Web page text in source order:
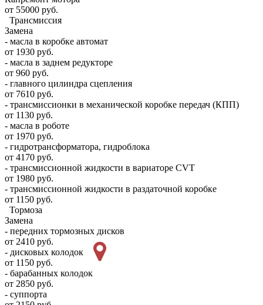
от 55000 руб.
Трансмиссия
Замена
- масла в коробке автомат
от 1930 руб.
- масла в заднем редукторе
от 960 руб.
- главного цилиндра сцепления
от 7610 руб.
- трансмиссионки в механической коробке передач (КПП)
от 1130 руб.
- масла в роботе
от 1970 руб.
- гидротрансформатора, гидроблока
от 4170 руб.
- трансмиссионной жидкости в вариаторе CVT
от 1980 руб.
- трансмиссионной жидкости в раздаточной коробке
от 1150 руб.
Тормоза
Замена
- передних тормозных дисков
от 2410 руб.
- дисковых колодок
от 1150 руб.
- барабанных колодок
от 2850 руб.
- суппорта